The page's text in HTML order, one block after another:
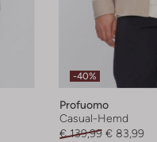
-40%
Profuomo
Casual-Hemd
€ 139,99 € 83,99